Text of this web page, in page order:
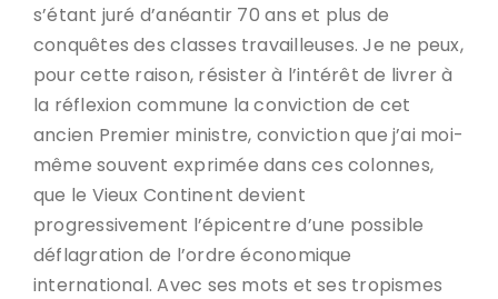
s’étant juré d’anéantir 70 ans et plus de
conquêtes des classes travailleuses. Je ne peux,
pour cette raison, résister à l’intérêt de livrer à
la réflexion commune la conviction de cet
ancien Premier ministre, conviction que j’ai moi-
même souvent exprimée dans ces colonnes,
que le Vieux Continent devient
progressivement l’épicentre d’une possible
déflagration de l’ordre économique
international. Avec ses mots et ses tropismes